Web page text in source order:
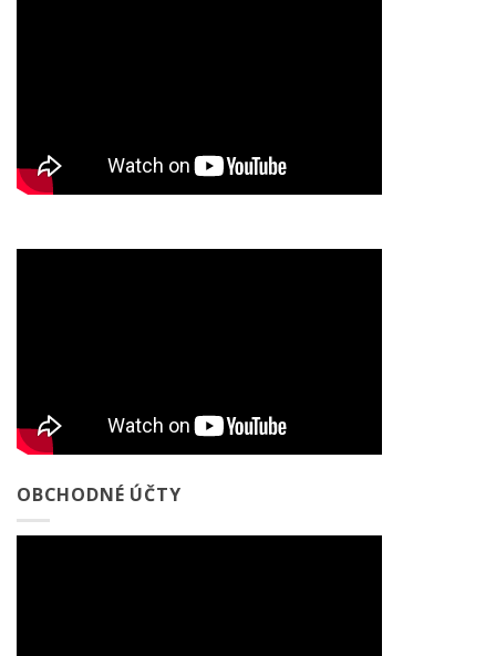
OBCHODNÉ ÚČTY